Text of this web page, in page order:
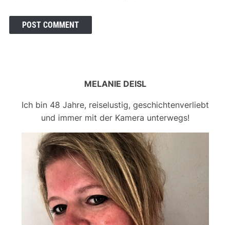
MELANIE DEISL
Ich bin 48 Jahre, reiselustig, geschichtenverliebt
und immer mit der Kamera unterwegs!